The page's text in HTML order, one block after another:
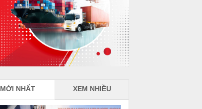
MỚI NHẤT XEM NHIỀU